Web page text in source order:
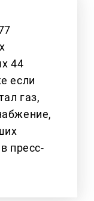
44
если
газ,
пресс-